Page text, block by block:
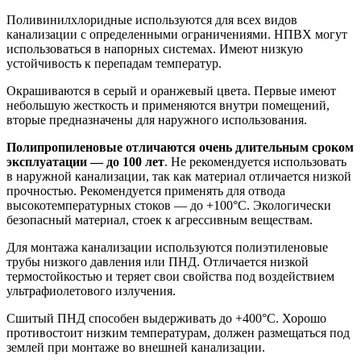
Поливинилхлоридные используются для всех видов
канализации с определенными ограничениями. НПВХ могут
использоваться в напорных системах. Имеют низкую
устойчивость к перепадам температур.
Окрашиваются в серый и оранжевый цвета. Первые имеют
небольшую жесткость и применяются внутри помещений,
вторые предназначены для наружного использования.
Полипропиленовые отличаются очень длительным сроком
эксплуатации — до 100 лет. Не рекомендуется использовать
в наружной канализации, так как материал отличается низкой
прочностью. Рекомендуется применять для отвода
высокотемпературных стоков — до +100°C. Экологически
безопасный материал, стоек к агрессивным веществам.
Для монтажа канализации используются полиэтиленовые
трубы низкого давления или ПНД. Отличается низкой
термостойкостью и теряет свои свойства под воздействием
ультрафиолетового излучения.
Сшитый ПНД способен выдерживать до +400°C. Хорошо
противостоит низким температурам, должен размещаться под
землей при монтаже во внешней канализации.